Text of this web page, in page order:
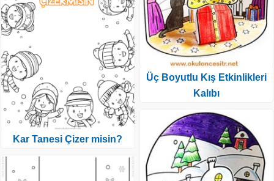
Kar Tanesi Çizer misin?
Üç Boyutlu Kış Etkinlikleri
Kalıbı